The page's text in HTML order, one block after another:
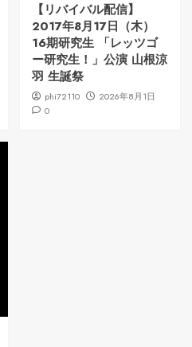
【リバイバル配信】
2017年8月17日（木）
16期研究生 「レッツゴ
ー研究生！」公演 山根涼
羽 生誕祭
phi72110
2026年8月1日
0